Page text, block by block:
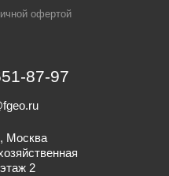
офертой
87-97
Москва
2